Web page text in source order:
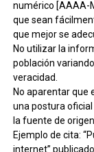
numérico [AAAA-
que sean
que mejor se
No utilizar la
población
veracidad.
No aparentar que
una postura
la fuente de origen.
Ejemplo de cita:
internet”